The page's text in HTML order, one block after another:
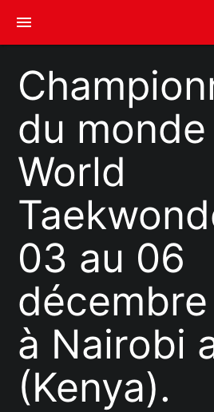
menu
du monde
World
03 au 06
à Nairobi
(Kenya).